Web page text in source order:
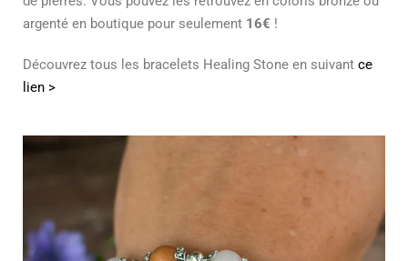
argenté en boutique pour seulement 16€ !
Découvrez tous les bracelets Healing Stone en suivant ce
lien >